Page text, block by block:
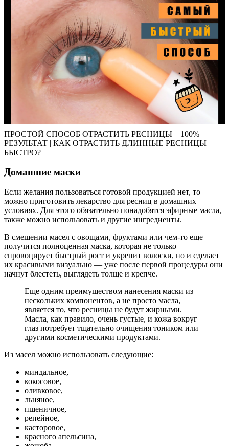
ПРОСТОЙ СПОСОБ ОТРАСТИТЬ РЕСНИЦЫ – 100%
РЕЗУЛЬТАТ | КАК ОТРАСТИТЬ ДЛИННЫЕ РЕСНИЦЫ
БЫСТРО?
Домашние маски
Если желания пользоваться готовой продукцией нет, то
можно приготовить лекарство для ресниц в домашних
условиях. Для этого обязательно понадобятся эфирные масла,
также можно использовать и другие ингредиенты.
В смешении масел с овощами, фруктами или чем-то еще
получится полноценная маска, которая не только
спровоцирует быстрый рост и укрепит волоски, но и сделает
их красивыми визуально — уже после первой процедуры они
начнут блестеть, выглядеть толще и крепче.
Еще одним преимуществом нанесения маски из
нескольких компонентов, а не просто масла,
является то, что ресницы не будут жирными.
Масла, как правило, очень густые, и кожа вокруг
глаз потребует тщательно очищения тоником или
другими косметическими продуктами.
Из масел можно использовать следующие:
миндальное,
кокосовое,
оливковое,
льняное,
пшеничное,
репейное,
касторовое,
красного апельсина,